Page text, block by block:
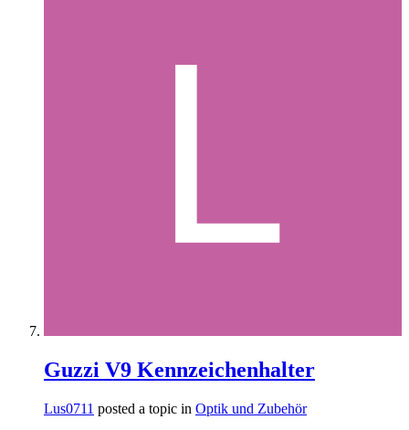
Guzzi V9 Kennzeichenhalter
Lus0711 posted a topic in Optik und Zubehör